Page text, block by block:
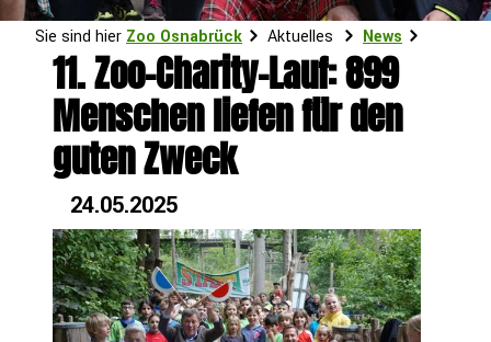
Sie sind hier Zoo Osnabrück Aktuelles News
11. Zoo-Charity-Lauf: 899
Menschen liefen für den
guten Zweck
24.05.2025